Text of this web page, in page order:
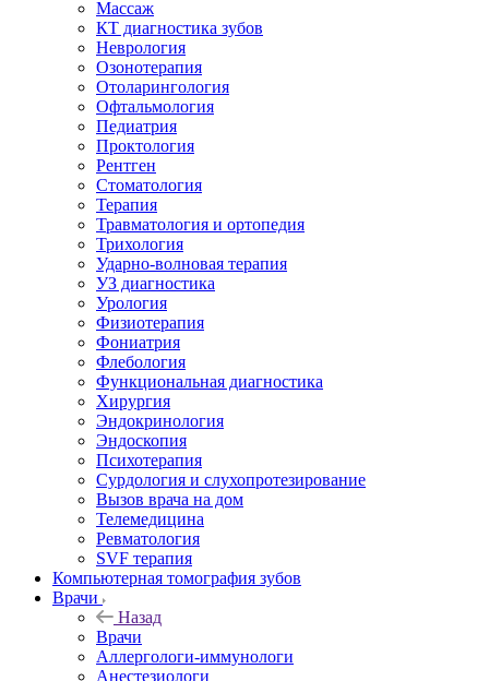
Массаж
КТ диагностика зубов
Неврология
Озонотерапия
Отоларингология
Офтальмология
Педиатрия
Проктология
Рентген
Стоматология
Терапия
Травматология и ортопедия
Трихология
Ударно-волновая терапия
УЗ диагностика
Урология
Физиотерапия
Фониатрия
Флебология
Функциональная диагностика
Хирургия
Эндокринология
Эндоскопия
Психотерапия
Сурдология и слухопротезирование
Вызов врача на дом
Телемедицина
Ревматология
SVF терапия
Компьютерная томография зубов
Врачи
Назад
Врачи
Аллергологи-иммунологи
Анестезиологи